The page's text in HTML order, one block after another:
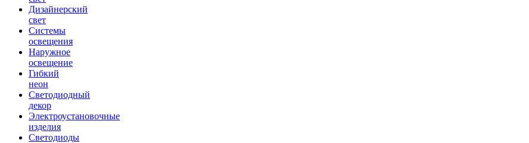
Дизайнерский
свет
Системы
освещения
Наружное
освещение
Гибкий
неон
Светодиодный
декор
Электроустановочные
изделия
Светодиоды